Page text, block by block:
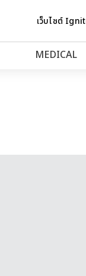
เว็บไซต์
MEDICAL